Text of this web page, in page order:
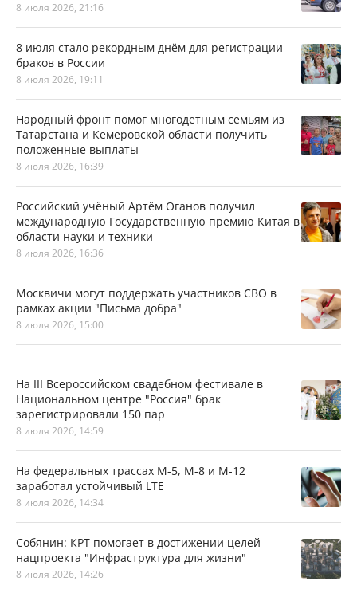
8 июля 2026, 21:16
8 июля стало рекордным днём для регистрации
браков в России
8 июля 2026, 19:11
Народный фронт помог многодетным семьям из
Татарстана и Кемеровской области получить
положенные выплаты
8 июля 2026, 16:39
Российский учёный Артём Оганов получил
международную Государственную премию Китая в
области науки и техники
8 июля 2026, 16:36
Москвичи могут поддержать участников СВО в
рамках акции "Письма добра"
8 июля 2026, 15:00
На III Всероссийском свадебном фестивале в
Национальном центре "Россия" брак
зарегистрировали 150 пар
8 июля 2026, 14:59
На федеральных трассах М-5, М-8 и М-12
заработал устойчивый LTE
8 июля 2026, 14:34
Собянин: КРТ помогает в достижении целей
нацпроекта "Инфраструктура для жизни"
8 июля 2026, 14:26